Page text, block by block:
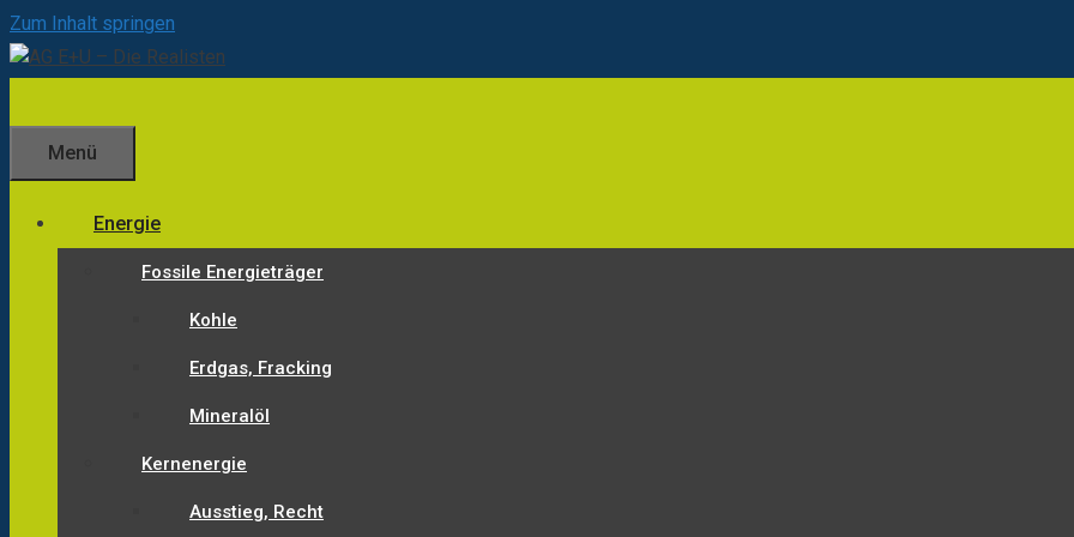
Zum Inhalt springen
Menü
Energie
Fossile Energieträger
Kohle
Erdgas, Fracking
Mineralöl
Kernenergie
Ausstieg, Recht